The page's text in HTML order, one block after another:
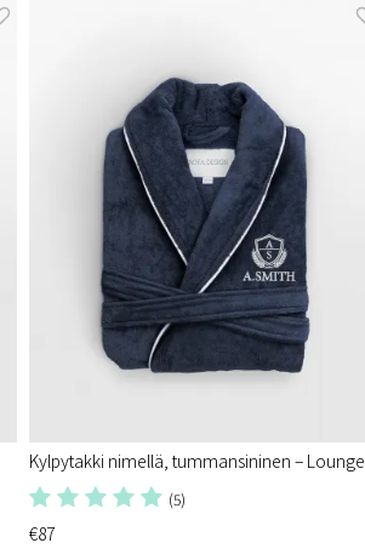
Kylpytakki nimellä, tummansininen – Lounge
(5)
€87